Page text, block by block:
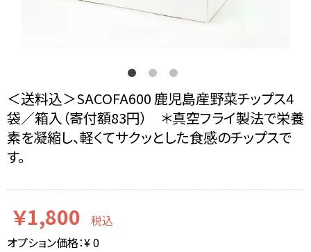
＜送料込＞SACOFA600 鹿児島産野菜チップス4
袋／箱入（寄付額83円） ＊真空フライ製法で栄養
素を凝縮し、軽くてサクッとした食感のチップスで
す。
￥1,800
税込
オプション価格：¥0